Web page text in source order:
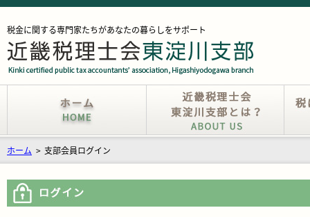
税金に関する専門家たちがあなたの暮らしをサポート
ホーム > 支部会員ログイン